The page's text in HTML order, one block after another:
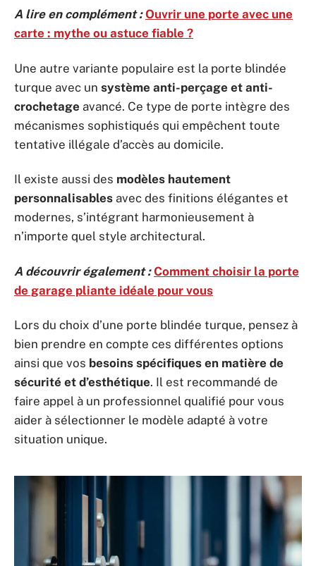
A lire en complément : Ouvrir une porte avec une
carte : mythe ou astuce fiable ?
Une autre variante populaire est la porte blindée
turque avec un système anti-perçage et anti-
crochetage avancé. Ce type de porte intègre des
mécanismes sophistiqués qui empêchent toute
tentative illégale d’accès au domicile.
Il existe aussi des modèles hautement
personnalisables avec des finitions élégantes et
modernes, s’intégrant harmonieusement à
n’importe quel style architectural.
A découvrir également : Comment choisir la porte
de garage pliante idéale pour vous
Lors du choix d’une porte blindée turque, pensez à
bien prendre en compte ces différentes options
ainsi que vos besoins spécifiques en matière de
sécurité et d’esthétique. Il est recommandé de
faire appel à un professionnel qualifié pour vous
aider à sélectionner le modèle adapté à votre
situation unique.